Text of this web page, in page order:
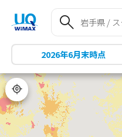
my UQ WiMAX
UQ WiMAX ご契約の方
My UQ mobile
UQ mobile ご契約の方
UQ mobile
データチャージサイト
UQ mobile
オンラインショップ
UQ WiMAX
オンラインショップ
UQ mobile
販売店舗
UQ WiMAX
販売店舗